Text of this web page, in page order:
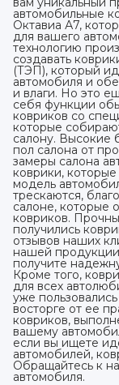
автомобильные
Октавиа А7,
для вашего
технологию
создавать
(ТЭП), который
автомобиля и
и влаги. Но это
себя функции
ковриков со
которые
салону.
пол салона от
замеры салона
коврики,
модель
трескаются,
салоне, которые
ковриков.
получились
отзывов наших
нашей
получите
Кроме того,
для всех
уже
восторге от ее
ковриков,
вашему
если вы ищете
автомобилей,
Обращайтесь к
автомобиля.